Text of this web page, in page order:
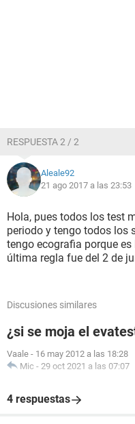
RESPUESTA 2 / 2
Aleale92
21 ago 2017 a las 23:53
Hola, pues todos los test
periodo y tengo todos los
tengo ecografia porque
última regla fue del 2 de
Discusiones similares
¿si se moja el
Vaale - 16 may 2012 a las 18:28
Mic - 29 oct 2021 a las 07:07
4 respuestas